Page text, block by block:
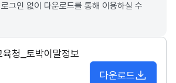
그인 없이 다운로드를 통해 이용하실 수
육청_토박이말정보
다운로드